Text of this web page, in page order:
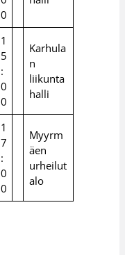
0
1
5
:
0
0
Karhula
n
liikunta
halli
1
7
:
0
0
Myyrm
äen
urheilut
alo